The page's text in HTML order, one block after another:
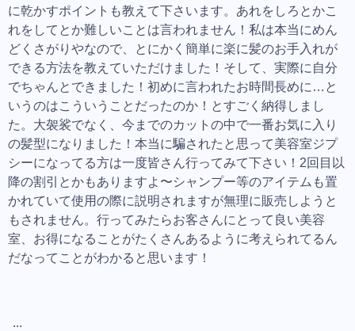
に乾かすポイントも教えて下さいます。あれをしろとかこ
れをしてとか難しいことは言われません！私は本当にめん
どくさがりやなので、とにかく簡単に楽に髪のお手入れが
できる方法を教えていただけました！そして、実際に自分
でちゃんとできました！初めに言われたお時間長めに…と
いうのはこういうことだったのか！とすごく納得しまし
た。大袈裟でなく、今までのカットの中で一番お気に入り
の髪型になりました！本当に騙されたと思って美容室ジプ
シーになってる方は一度皆さん行ってみて下さい！2回目以
降の割引とかもありますよ〜シャンプー等のアイテムも置
かれていて使用の際に説明されますが無理に販売しようと
もされません。行ってみたらお客さんにとって良い美容
室、お得になることがたくさんあるように考えられてるん
だなってことがわかると思います！
...